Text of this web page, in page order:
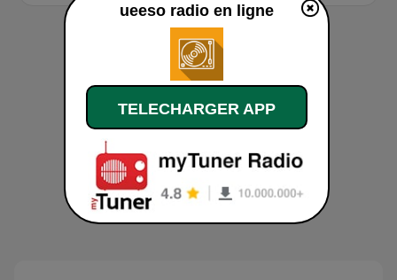
ueeso radio en ligne
TELECHARGER APP